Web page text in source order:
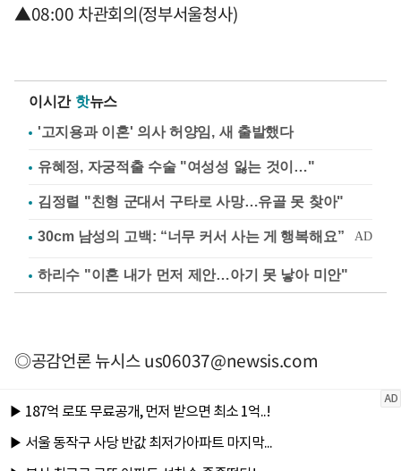
▲08:00 차관회의(정부서울청사)
이시간 핫뉴스
'고지용과 이혼' 의사 허양임, 새 출발했다
유혜정, 자궁적출 수술 "여성성 잃는 것이…"
김정렬 "친형 군대서 구타로 사망…유골 못 찾아"
하리수 "이혼 내가 먼저 제안…아기 못 낳아 미안"
◎공감언론 뉴시스us06037@newsis.com